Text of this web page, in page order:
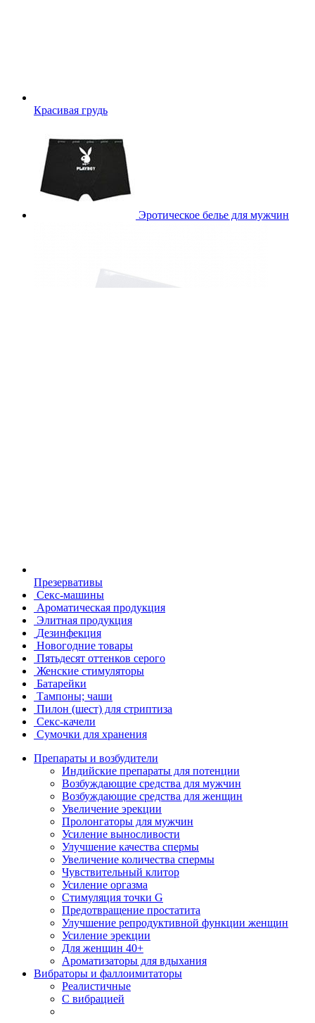
Красивая грудь
Эротическое белье для мужчин
Презервативы
Секс-машины
Ароматическая продукция
Элитная продукция
Дезинфекция
Новогодние товары
Пятьдесят оттенков серого
Женские стимуляторы
Батарейки
Тампоны; чаши
Пилон (шест) для стриптиза
Секс-качели
Сумочки для хранения
Препараты и возбудители
Индийские препараты для потенции
Возбуждающие средства для мужчин
Возбуждающие средства для женщин
Увеличение эрекции
Пролонгаторы для мужчин
Усиление выносливости
Улучшение качества спермы
Увеличение количества спермы
Чувствительный клитор
Усиление оргазма
Стимуляция точки G
Предотвращение простатита
Улучшение репродуктивной функции женщин
Усиление эрекции
Для женщин 40+
Ароматизаторы для вдыхания
Вибраторы и фаллоимитаторы
Реалистичные
С вибрацией